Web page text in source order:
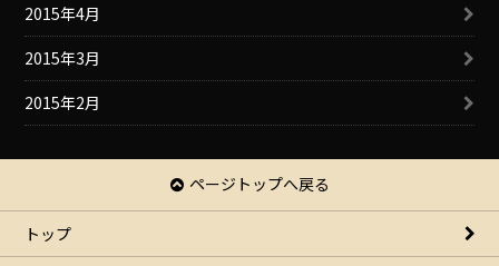
2015年4月
2015年3月
2015年2月
ページトップへ戻る
トップ